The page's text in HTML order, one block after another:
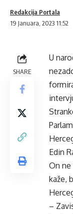
19 Januara, 2023 11:52
Redakcija Portala
SHARE
U
Edin
On
kaže,
–